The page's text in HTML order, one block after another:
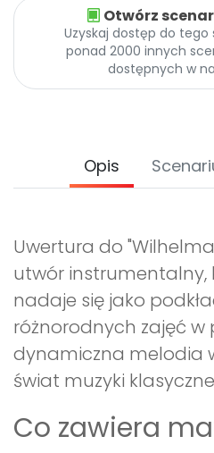
Otwórz
Uzyskaj dostęp do tego
ponad 2000 innych
dostępnych w
Opis
Uwertura do
utwór instrumentalny,
nadaje się jako
różnorodnych zajęć w
dynamiczna melodia
świat muzyki
Co zawiera